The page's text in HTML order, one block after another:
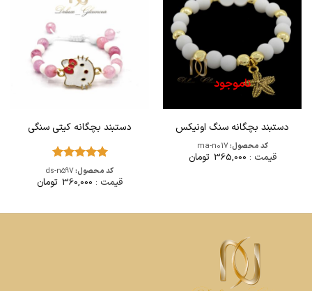
ناموجود
دستبند بچگانه سنگ اونیکس
کد محصول:ma-n017
قیمت : 365,000 تومان
دستبند بچگانه کیتی سنگی
امتیاز 5از
5
کد محصول:ds-n597
قیمت : 360,000 تومان